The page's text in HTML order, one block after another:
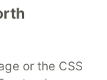
or the CSS
career
Videos
MLH